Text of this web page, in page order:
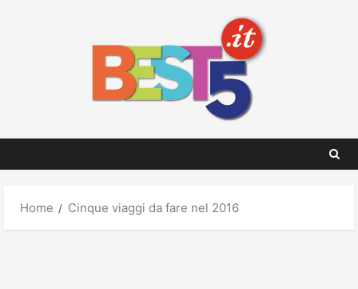
Home Cinque viaggi da fare nel 2016